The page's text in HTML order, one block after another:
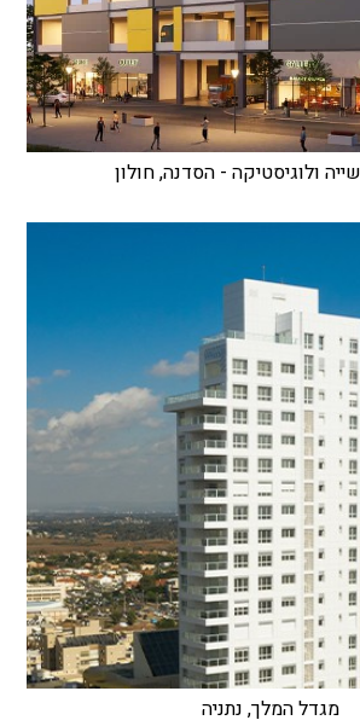
ולוגיסטיקה - הסדנה, חולון
מגדל המלך, נתניה